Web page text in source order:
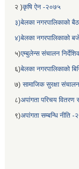
२ )कृषि ऐन -२०७५
३)बेलका नगरपालिकाको
४)बेलका नगरपालिकाको
५)एम्बुलेन्स संचालन
६)बेलका नगरपालिकाको
७) सामाजिक सुरक्षा
८)अपांगता परिचय वितरण
९)अपांगता सम्बन्धि नीति -